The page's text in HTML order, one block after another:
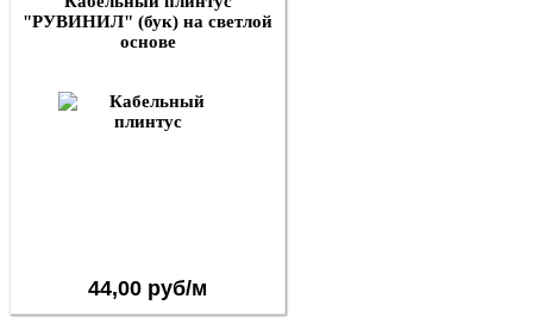
"РУВИНИЛ" (бук) на светлой
основе
44,00 руб/м